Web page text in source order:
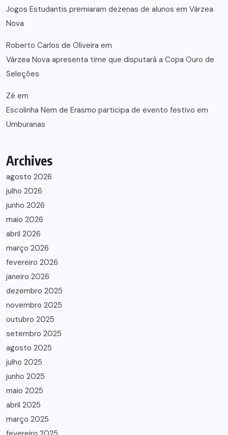
Jogos Estudantis premiaram dezenas de alunos em Várzea
Nova
Roberto Carlos de Oliveira em
Várzea Nova apresenta time que disputará a Copa Ouro de
Seleções
Zé em
Escolinha Nem de Erasmo participa de evento festivo em
Umburanas
Archives
agosto 2026
julho 2026
junho 2026
maio 2026
abril 2026
março 2026
fevereiro 2026
janeiro 2026
dezembro 2025
novembro 2025
outubro 2025
setembro 2025
agosto 2025
julho 2025
junho 2025
maio 2025
abril 2025
março 2025